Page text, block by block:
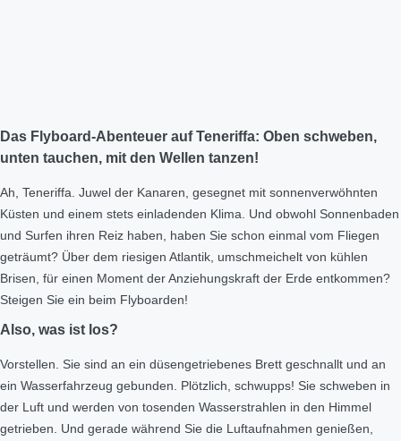
Das Flyboard-Abenteuer auf Teneriffa: Oben schweben,
unten tauchen, mit den Wellen tanzen!
Ah, Teneriffa. Juwel der Kanaren, gesegnet mit sonnenverwöhnten
Küsten und einem stets einladenden Klima. Und obwohl Sonnenbaden
und Surfen ihren Reiz haben, haben Sie schon einmal vom Fliegen
geträumt? Über dem riesigen Atlantik, umschmeichelt von kühlen
Brisen, für einen Moment der Anziehungskraft der Erde entkommen?
Steigen Sie ein beim Flyboarden!
Also, was ist los?
Vorstellen. Sie sind an ein düsengetriebenes Brett geschnallt und an
ein Wasserfahrzeug gebunden. Plötzlich, schwupps! Sie schweben in
der Luft und werden von tosenden Wasserstrahlen in den Himmel
getrieben. Und gerade während Sie die Luftaufnahmen genießen,